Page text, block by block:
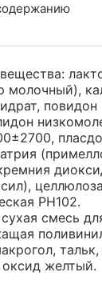
молочный),
повидон
целлюлоза
PH102.
сухая смесь
оксид желтый.